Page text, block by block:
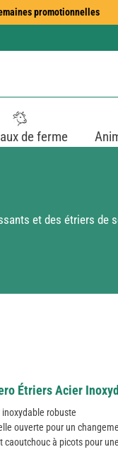
promotionnelles
de ferme
et des étriers de
Étriers Acier
inoxydable robuste
ouverte pour un
caoutchouc à picots pour